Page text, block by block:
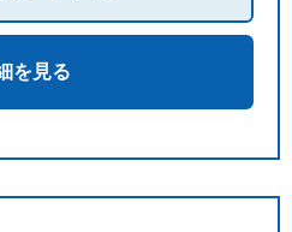
を見る